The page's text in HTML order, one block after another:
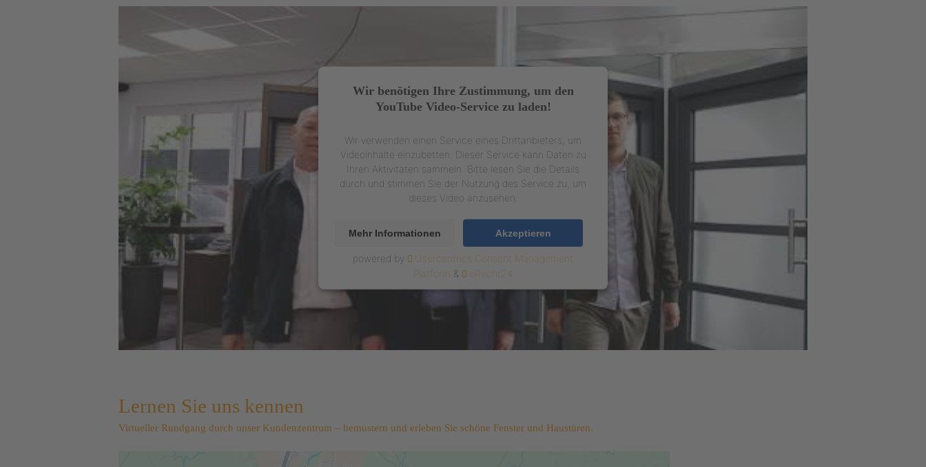
Wir benötigen Ihre Zustimmung, um den
YouTube Video-Service zu laden!
Wir verwenden einen Service eines Drittanbieters, um
Videoinhalte einzubetten. Dieser Service kann Daten zu
Ihren Aktivitäten sammeln. Bitte lesen Sie die Details
durch und stimmen Sie der Nutzung des Service zu, um
dieses Video anzusehen.
Mehr Informationen Akzeptieren
powered by
Usercentrics Consent Management
Platform & eRecht24
Lernen Sie uns kennen
Virtueller Rundgang durch unser Kundenzentrum – bemustern und erleben Sie schöne Fenster und Haustüren.